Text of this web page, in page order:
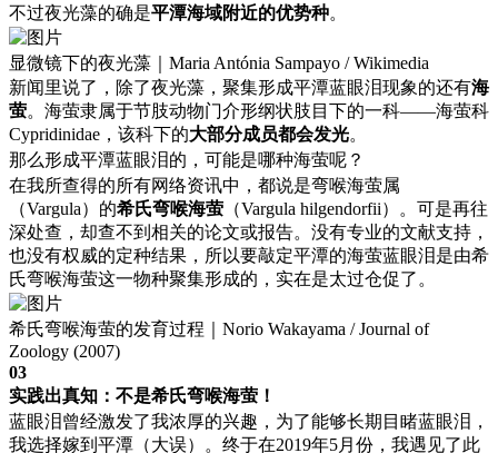
不过夜光藻的确是平潭海域附近的优势种。
显微镜下的夜光藻｜Maria Antónia Sampayo / Wikimedia
新闻里说了，除了夜光藻，聚集形成平潭蓝眼泪现象的还有海
萤。海萤隶属于节肢动物门介形纲状肢目下的一科——海萤科
Cypridinidae，该科下的大部分成员都会发光。
那么形成平潭蓝眼泪的，可能是哪种海萤呢？
在我所查得的所有网络资讯中，都说是弯喉海萤属
（Vargula）的希氏弯喉海萤 （Vargula hilgendorfii）。可是再往
深处查，却查不到相关的论文或报告。没有专业的文献支持，
也没有权威的定种结果，所以要敲定平潭的海萤蓝眼泪是由希
氏弯喉海萤这一物种聚集形成的，实在是太过仓促了。
希氏弯喉海萤的发育过程｜Norio Wakayama / Journal of
Zoology (2007)
03
实践出真知：不是希氏弯喉海萤！
蓝眼泪曾经激发了我浓厚的兴趣，为了能够长期目睹蓝眼泪，
我选择嫁到平潭（大误）。终于在2019年5月份，我遇见了此